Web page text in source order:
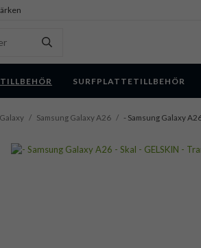
SURFPLATTETILLBEHÖR
/ Samsung Galaxy A26 / - Samsung Galaxy